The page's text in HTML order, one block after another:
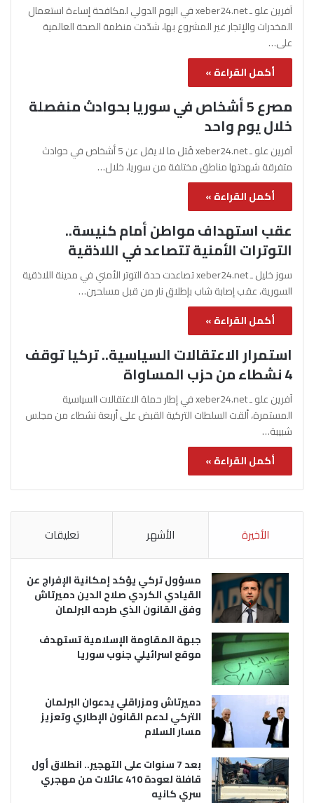
آفرين علو ـ xeber24.net في اليوم الدولي لمكافحة إساءة استعمال
المخدرات والإتجار غير المشروع بها، شدّدت منظمة الصحة العالمية
على…
أكمل القراءة »
مصرع 5 أشخاص في سوريا بحوادث منفصلة
خلال يوم واحد
آفرين علو ـ xeber24.net قُتل ما لا يقل عن 5 أشخاص في حوادث
متفرقة شهدتها مناطق مختلفة من سوريا، خلال…
أكمل القراءة »
عقب استهداف مواطن أمام كنيسة..
التوترات الأمنية تتصاعد في اللاذقية
سوز خليل ـ xeber24.net تصاعدت حدة التوتر الأمني في مدينة اللاذقية
السورية، عقب إصابة شاب بإطلاق نار من قبل مسلحين…
أكمل القراءة »
استمرار الاعتقالات السياسية.. تركيا توقف
4 نشطاء من حزب المساواة
آفرين علو ـ xeber24.net في إطار حملة الاعتقالات السياسية
المستمرة، ألقت السلطات التركية القبض على أربعة نشطاء من مجلس
شبيبة…
أكمل القراءة »
الأخيرة الأشهر تعليقات
مسؤول تركي يؤكد إمكانية الإفراج عن
القيادي الكردي صلاح الدين دميرتاش
وفق القانون الذي طرحه البرلمان
جبهة المقاومة الإسلامية تستهدف
موقع اسرائيلي جنوب سوريا
دميرتاش ومزراقلي يدعوان البرلمان
التركي لدعم القانون الإطاري وتعزيز
مسار السلام
بعد 7 سنوات على التهجير.. انطلاق أول
قافلة لعودة 410 عائلات من مهجري
سري كانيه